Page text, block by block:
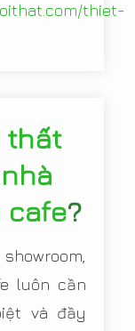
thiet-
thất
cafe?
luôn cần
và đầy